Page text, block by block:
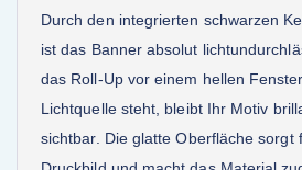
Durch den integrierten schwarzen
ist das Banner absolut
das Roll-Up vor einem hellen
Lichtquelle steht, bleibt Ihr Motiv
sichtbar. Die glatte Oberfläche sorgt